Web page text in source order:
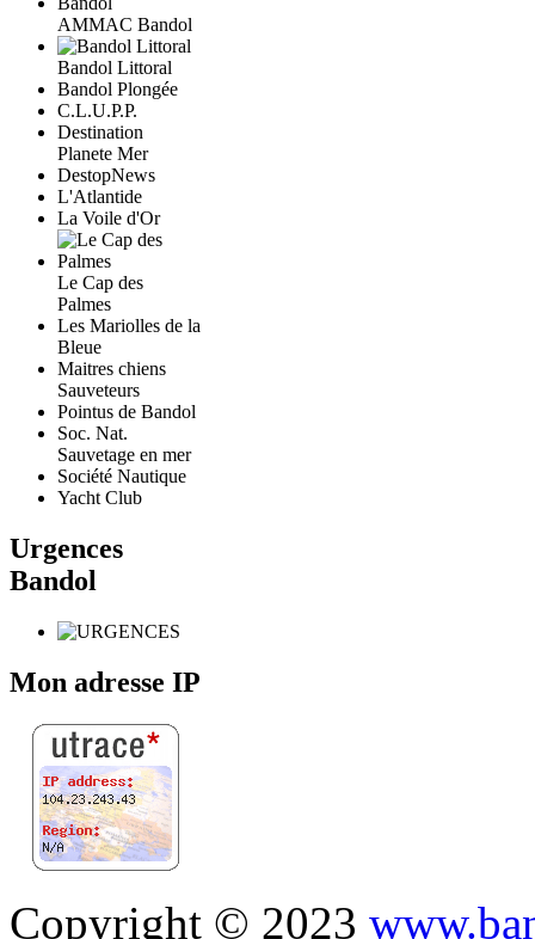
AMMAC Bandol
Bandol Littoral
Bandol Plongée
C.L.U.P.P.
Destination
Planete Mer
DestopNews
L'Atlantide
La Voile d'Or
Le Cap des
Palmes
Les Mariolles de la
Bleue
Maitres chiens
Sauveteurs
Pointus de Bandol
Soc. Nat.
Sauvetage en mer
Société Nautique
Yacht Club
Urgences
Bandol
Mon adresse IP
Copyright © 2023